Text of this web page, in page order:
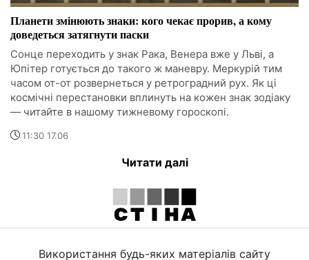
Планети змінюють знаки: кого чекає прорив, а кому
доведеться затягнути паски
Сонце переходить у знак Рака, Венера вже у Льві, а
Юпітер готується до такого ж маневру. Меркурій тим
часом от-от розвернеться у ретроградний рух. Як ці
космічні перестановки вплинуть на кожен знак зодіаку
— читайте в нашому тижневому гороскопі.
11:30 17.06
Читати далі
Використання будь-яких матеріалів сайту